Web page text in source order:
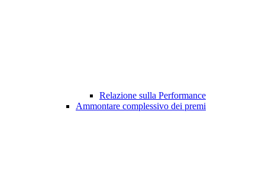
Relazione sulla Performance
Ammontare complessivo dei premi